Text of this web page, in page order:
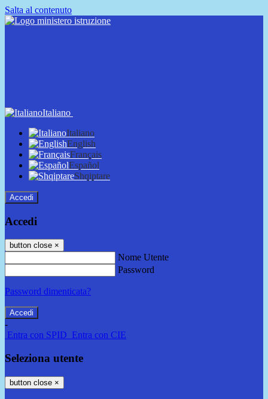
Salta al contenuto
Italiano
Italiano
English
Français
Español
Shqiptare
Accedi
Accedi
button close ×
Nome Utente
Password
Password dimenticata?
-
Entra con SPID Entra con CIE
Seleziona utente
button close ×